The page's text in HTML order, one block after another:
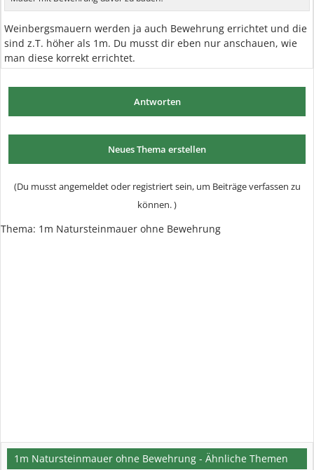
Weinbergsmauern werden ja auch Bewehrung errichtet und die
sind z.T. höher als 1m. Du musst dir eben nur anschauen, wie
man diese korrekt errichtet.
Antworten
Neues Thema erstellen
(Du musst angemeldet oder registriert sein, um Beiträge verfassen zu
können. )
Thema: 1m Natursteinmauer ohne Bewehrung
1m Natursteinmauer ohne Bewehrung - Ähnliche Themen